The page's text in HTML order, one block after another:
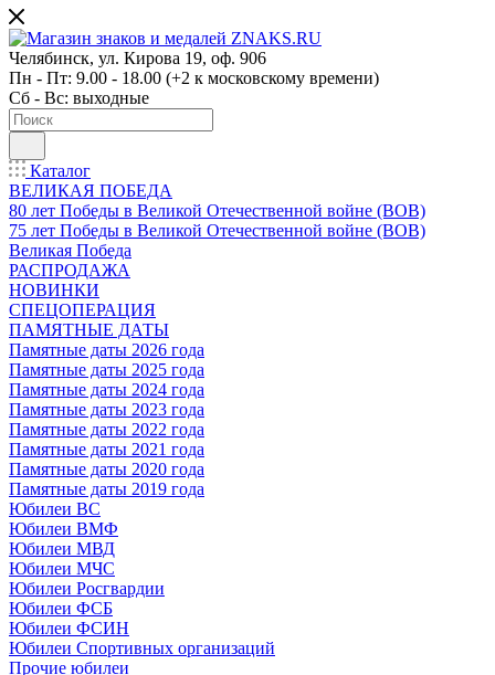
Челябинск, ул. Кирова 19, оф. 906
Пн - Пт: 9.00 - 18.00 (+2 к московскому времени)
Сб - Вс: выходные
Каталог
ВЕЛИКАЯ ПОБЕДА
80 лет Победы в Великой Отечественной войне (ВОВ)
75 лет Победы в Великой Отечественной войне (ВОВ)
Великая Победа
РАСПРОДАЖА
НОВИНКИ
СПЕЦОПЕРАЦИЯ
ПАМЯТНЫЕ ДАТЫ
Памятные даты 2026 года
Памятные даты 2025 года
Памятные даты 2024 года
Памятные даты 2023 года
Памятные даты 2022 года
Памятные даты 2021 года
Памятные даты 2020 года
Памятные даты 2019 года
Юбилеи ВС
Юбилеи ВМФ
Юбилеи МВД
Юбилеи МЧС
Юбилеи Росгвардии
Юбилеи ФСБ
Юбилеи ФСИН
Юбилеи Спортивных организаций
Прочие юбилеи